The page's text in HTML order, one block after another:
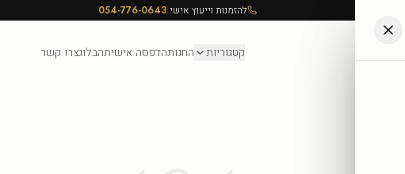
להזמנות וייעוץ אישי:054-776-0643
קטגוריות החנותהדפסה אישיתהבלוגצרו קשר